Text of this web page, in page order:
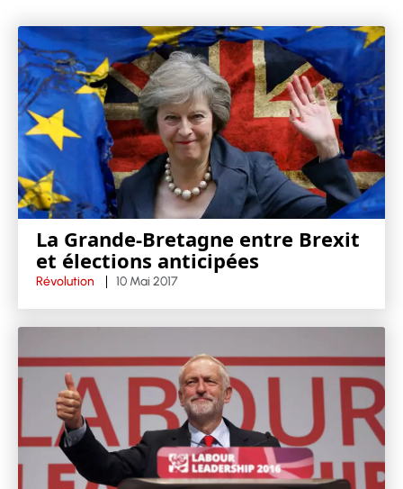
La Grande-Bretagne entre Brexit
et élections anticipées
Révolution 10 Mai 2017